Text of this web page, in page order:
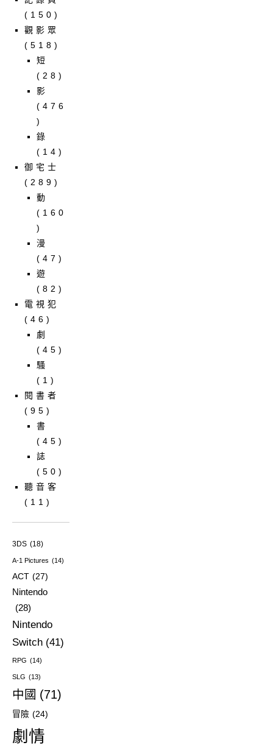
(150)
觀影眾
(518)
短
(28)
影
(476
)
錄
(14)
御宅士
(289)
動
(160
)
漫
(47)
遊
(82)
電視犯
(46)
劇
(45)
騷
(1)
閱書者
(95)
書
(45)
誌
(50)
聽音客
(11)
3DS (18)
A-1 Pictures (14)
ACT (27)
Nintendo
(28)
Nintendo
Switch (41)
RPG (14)
SLG (13)
中國 (71)
冒險 (24)
劇情